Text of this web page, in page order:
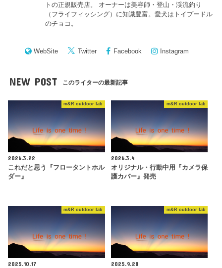
トの正規販売店。 オーナーは美容師・登山・渓流釣り
（フライフィッシング）に知識豊富。愛犬はトイプードル
のチョコ。
WebSite Twitter Facebook Instagram
NEW POST このライターの最新記事
m&R outdoor lab
2026.3.22
これだと思う『フロータントホル
ダー』
m&R outdoor lab
2026.3.4
オリジナル・行動中用『カメラ保
護カバー』発売
m&R outdoor lab
2025.10.17
m&R outdoor lab
2025.9.28